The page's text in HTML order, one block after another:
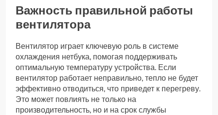
Важность правильной работы
вентилятора
Вентилятор играет ключевую роль в системе
охлаждения нетбука, помогая поддерживать
оптимальную температуру устройства. Если
вентилятор работает неправильно, тепло не будет
эффективно отводиться, что приведет к перегреву.
Это может повлиять не только на
производительность, но и на срок службы